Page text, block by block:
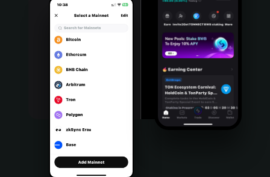
Português (Portugal)
Bahasa Indonesia
Português (Brasil)
Español (Argentina)